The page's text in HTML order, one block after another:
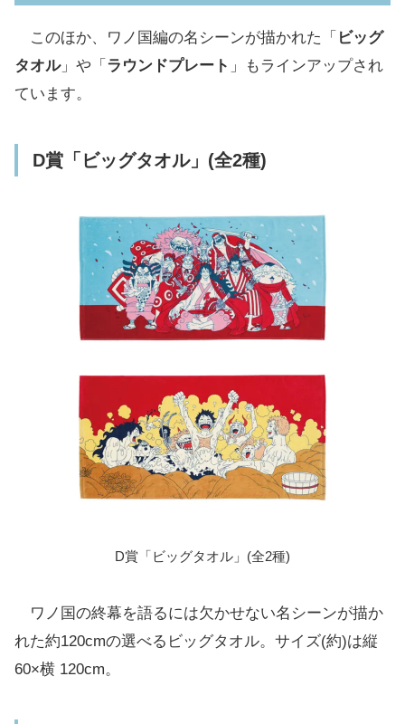
このほか、ワノ国編の名シーンが描かれた「 ビッグ
タオル」や「 ラウンドプレート 」もラインアップされ
ています。
D賞「ビッグタオル」(全2種)
D賞「ビッグタオル」(全2種)
ワノ国の終幕を語るには欠かせない名シーンが描か
れた約120cmの選べるビッグタオル。サイズ(約)は縦
60×横 120cm。